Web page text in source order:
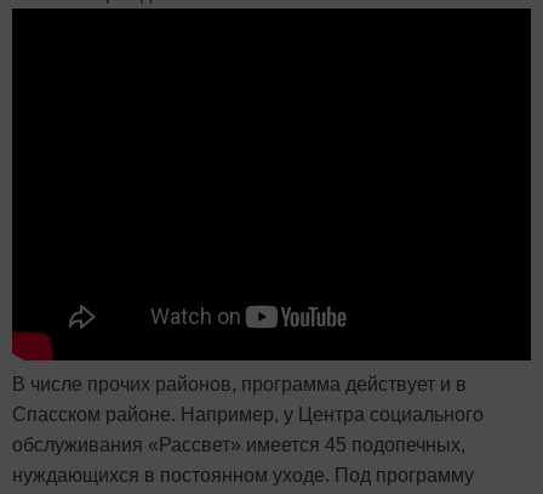
В числе прочих районов, программа действует и в
Спасском районе. Например, у Центра социального
обслуживания «Рассвет» имеется 45 подопечных,
нуждающихся в постоянном уходе. Под программу